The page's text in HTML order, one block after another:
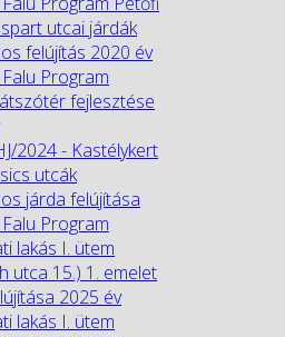
utcai járdák
felújítás 2020 év
Program
fejlesztése
2024 - Kastélykert
utcák
járda felújítása
Program
lakás I. ütem
utca 15.) 1. emelet
2025 év
lakás I. ütem